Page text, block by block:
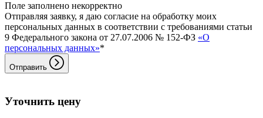
Поле заполнено некорректно
Отправляя заявку, я даю согласие на обработку моих
персональных данных в соответствии с требованиями статьи
9 Федерального закона от 27.07.2006 № 152-ФЗ «О
персональных данных»*
Отправить
Уточнить цену